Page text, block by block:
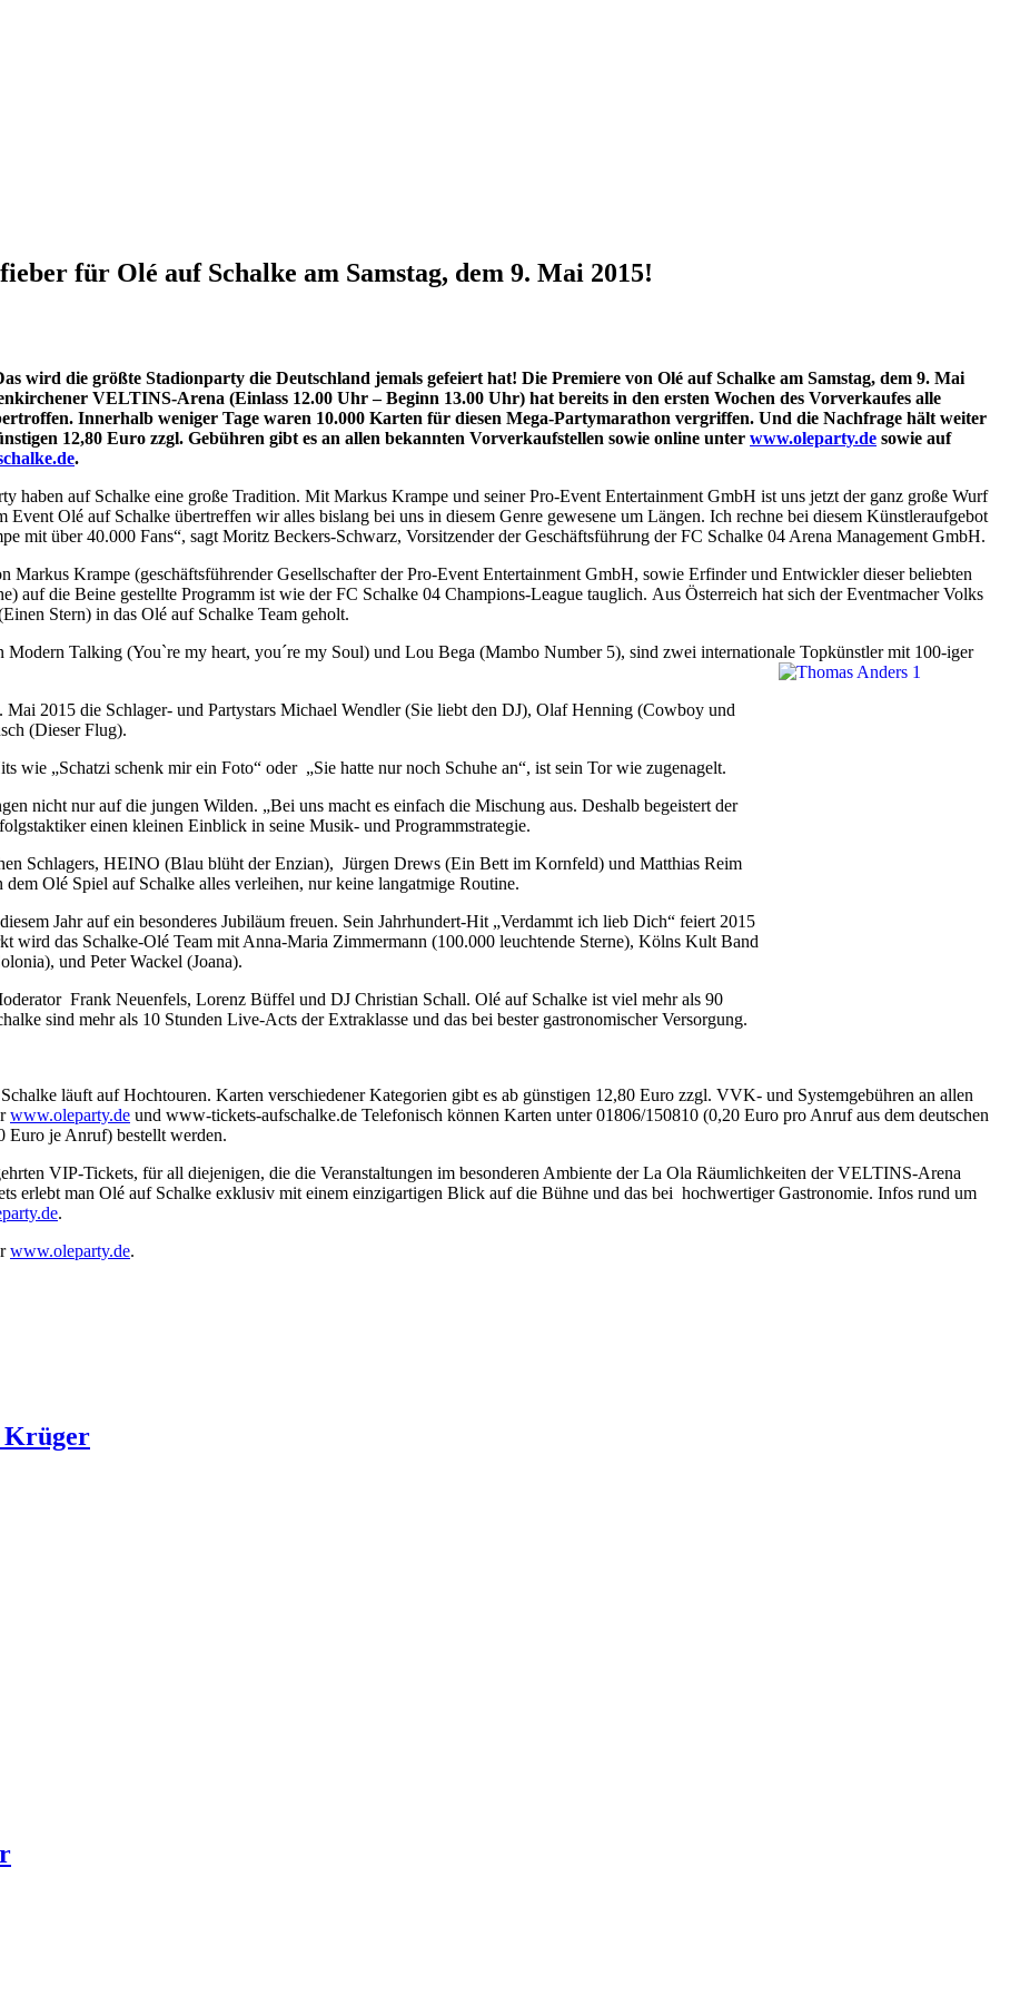
für Olé auf Schalke am Samstag, dem 9. Mai 2015!
wird die größte Stadionparty die Deutschland jemals gefeiert hat! Die Premiere von Olé auf Schalke am Samstag, dem 9. Mai
VELTINS-Arena (Einlass 12.00 Uhr – Beginn 13.00 Uhr) hat bereits in den ersten Wochen des Vorverkaufes alle
Innerhalb weniger Tage waren 10.000 Karten für diesen Mega-Partymarathon vergriffen. Und die Nachfrage hält weiter
12,80 Euro zzgl. Gebühren gibt es an allen bekannten Vorverkaufstellen sowie online unter www.oleparty.de sowie auf
.
haben auf Schalke eine große Tradition. Mit Markus Krampe und seiner Pro-Event Entertainment GmbH ist uns jetzt der ganz große Wurf
Event Olé auf Schalke übertreffen wir alles bislang bei uns in diesem Genre gewesene um Längen. Ich rechne bei diesem Künstleraufgebot
mit über 40.000 Fans“, sagt Moritz Beckers-Schwarz, Vorsitzender der Geschäftsführung der FC Schalke 04 Arena Management GmbH.
Markus Krampe (geschäftsführender Gesellschafter der Pro-Event Entertainment GmbH, sowie Erfinder und Entwickler dieser beliebten
auf die Beine gestellte Programm ist wie der FC Schalke 04 Champions-League tauglich. Aus Österreich hat sich der Eventmacher Volks
Stern) in das Olé auf Schalke Team geholt.
Modern Talking (You`re my heart, you´re my Soul) und Lou Bega (Mambo Number 5), sind zwei internationale Topkünstler mit 100-iger
2015 die Schlager- und Partystars Michael Wendler (Sie liebt den DJ), Olaf Henning (Cowboy und
(Dieser Flug).
wie „Schatzi schenk mir ein Foto“ oder „Sie hatte nur noch Schuhe an“, ist sein Tor wie zugenagelt.
nicht nur auf die jungen Wilden. „Bei uns macht es einfach die Mischung aus. Deshalb begeistert der
einen kleinen Einblick in seine Musik- und Programmstrategie.
Schlagers, HEINO (Blau blüht der Enzian), Jürgen Drews (Ein Bett im Kornfeld) und Matthias Reim
Olé Spiel auf Schalke alles verleihen, nur keine langatmige Routine.
Jahr auf ein besonderes Jubiläum freuen. Sein Jahrhundert-Hit „Verdammt ich lieb Dich“ feiert 2015
wird das Schalke-Olé Team mit Anna-Maria Zimmermann (100.000 leuchtende Sterne), Kölns Kult Band
und Peter Wackel (Joana).
Frank Neuenfels, Lorenz Büffel und DJ Christian Schall. Olé auf Schalke ist viel mehr als 90
sind mehr als 10 Stunden Live-Acts der Extraklasse und das bei bester gastronomischer Versorgung.
läuft auf Hochtouren. Karten verschiedener Kategorien gibt es ab günstigen 12,80 Euro zzgl. VVK- und Systemgebühren an allen
www.oleparty.de und www-tickets-aufschalke.de Telefonisch können Karten unter 01806/150810 (0,20 Euro pro Anruf aus dem deutschen
Euro je Anruf) bestellt werden.
VIP-Tickets, für all diejenigen, die die Veranstaltungen im besonderen Ambiente der La Ola Räumlichkeiten der VELTINS-Arena
erlebt man Olé auf Schalke exklusiv mit einem einzigartigen Blick auf die Bühne und das bei hochwertiger Gastronomie. Infos rund um
.
www.oleparty.de.
Krüger